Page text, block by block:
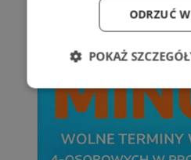
ODRZUĆ
POKAŻ
Niezbędne